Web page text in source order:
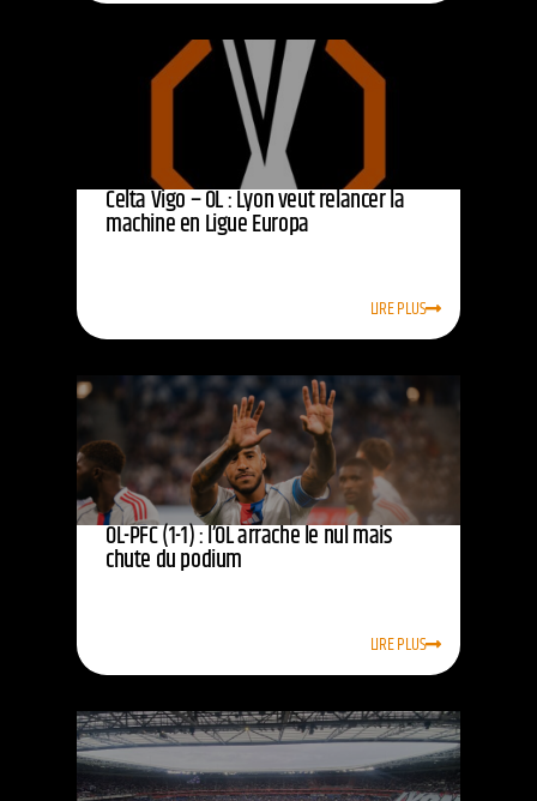
Celta Vigo – OL : Lyon veut relancer la
machine en Ligue Europa
LIRE PLUS
OL-PFC (1-1) : l’OL arrache le nul mais
chute du podium
LIRE PLUS